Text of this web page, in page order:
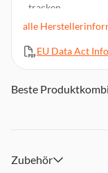
tracken
Rundum neu
Die
Batterie­lauf­zeit
Erhalte bis zu 8
alle
EU Data Act Info
Beste
Zubehör